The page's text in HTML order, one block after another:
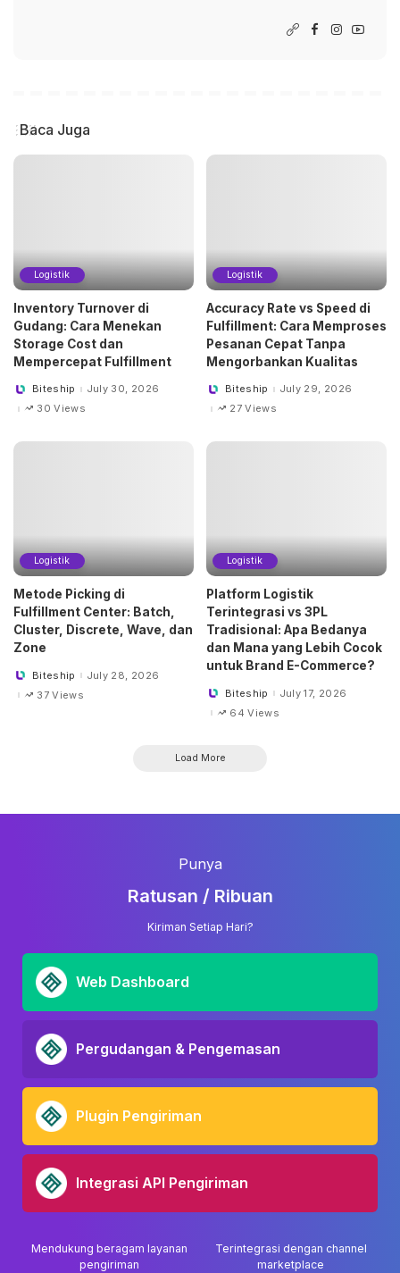
Baca Juga
Logistik
Inventory Turnover di
Gudang: Cara Menekan
Storage Cost dan
Mempercepat Fulfillment
PostedBiteship
July 30, 2026
30 Views
Logistik
Accuracy Rate vs Speed di
Fulfillment: Cara Memproses
Pesanan Cepat Tanpa
Mengorbankan Kualitas
PostedBiteship
July 29, 2026
27 Views
Logistik
Metode Picking di
Fulfillment Center: Batch,
Cluster, Discrete, Wave, dan
Zone
PostedBiteship
July 28, 2026
37 Views
Logistik
Platform Logistik
Terintegrasi vs 3PL
Tradisional: Apa Bedanya
dan Mana yang Lebih Cocok
untuk Brand E-Commerce?
PostedBiteship
July 17, 2026
64 Views
Load More
Punya
Ratusan / Ribuan
Kiriman Setiap Hari?
Web Dashboard
Pergudangan & Pengemasan
Plugin Pengiriman
Integrasi API Pengiriman
Mendukung beragam layanan
pengiriman
Terintegrasi dengan channel
marketplace